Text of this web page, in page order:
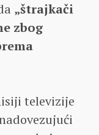
„štrajkači
zbog
televizije